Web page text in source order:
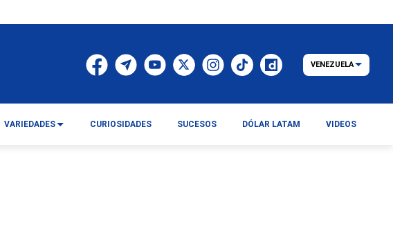
VENEZUELA
VARIEDADES CURIOSIDADES SUCESOS DÓLAR LATAM VIDEOS